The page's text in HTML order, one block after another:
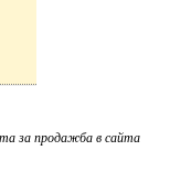
за продажба в сайта